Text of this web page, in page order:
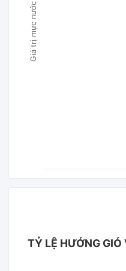
Giá trị mực nước
TỶ LỆ HƯỚNG